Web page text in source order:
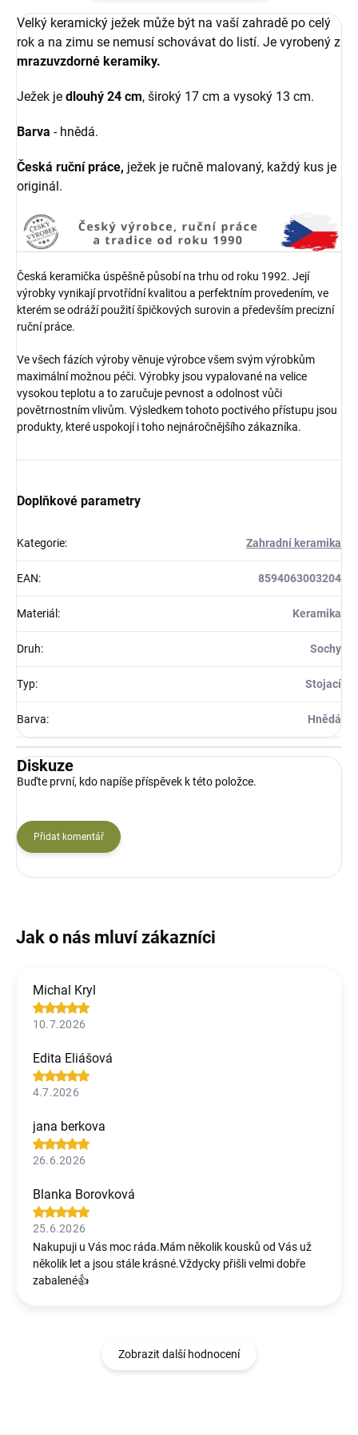
Velký keramický ježek může být na vaší zahradě po celý
rok a na zimu se nemusí schovávat do listí. Je vyrobený z
mrazuvzdorné keramiky.
Ježek je dlouhý 24 cm, široký 17 cm a vysoký 13 cm.
Barva - hnědá.
Česká ruční práce, ježek je ručně malovaný, každý kus je
originál.
Česká keramička úspěšně působí na trhu od roku 1992. Její
výrobky vynikají prvotřídní kvalitou a perfektním provedením, ve
kterém se odráží použití špičkových surovin a především precizní
ruční práce.
Ve všech fázích výroby věnuje výrobce všem svým výrobkům
maximální možnou péči. Výrobky jsou vypalované na velice
vysokou teplotu a to zaručuje pevnost a odolnost vůči
povětrnostním vlivům. Výsledkem tohoto poctivého přístupu jsou
produkty, které uspokojí i toho nejnáročnějšího zákazníka.
Doplňkové parametry
Kategorie: Zahradní keramika
EAN: 8594063003204
Materiál : Keramika
Druh: Sochy
Typ: Stojací
Barva: Hnědá
Diskuze
Buďte první, kdo napíše příspěvek k této položce.
Přidat komentář
Michal Kryl
10.7.2026
Edita Eliášová
4.7.2026
jana berkova
26.6.2026
Blanka Borovková
25.6.2026
Nakupuji u Vás moc ráda.Mám několik kousků od Vás už
několik let a jsou stále krásné.Vždycky přišli velmi dobře
zabalené👍
Zobrazit další hodnocení